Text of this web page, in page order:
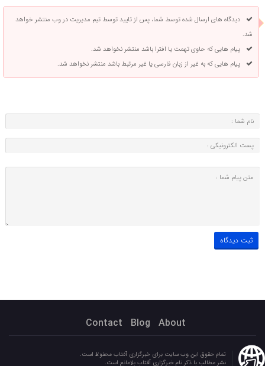
دیدگاه های ارسال شده توسط شما، پس از تایید توسط تیم مدیریت در وب منتشر خواهد
شد.
پیام هایی که حاوی تهمت یا افترا باشد منتشر نخواهد شد.
پیام هایی که به غیر از زبان فارسی یا غیر مرتبط باشد منتشر نخواهد شد.
About
Blog
Contact
تمام حقوق این وب سایت برای خبرگزاری آفتاب محفوظ است.
نشر مطالب با ذکر نام خبرگزاری آفتاب بلامانع است.